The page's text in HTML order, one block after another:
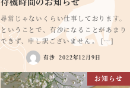
尋常じゃないくらい仕事しております。
ということで、有沙になることがあまり
できず、申し訳ございません。 […]
有沙 2022年12月9日
お知らせ